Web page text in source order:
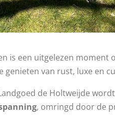
is een uitgelezen moment
genieten van rust, luxe en
de Holtweijde
, omringd door de